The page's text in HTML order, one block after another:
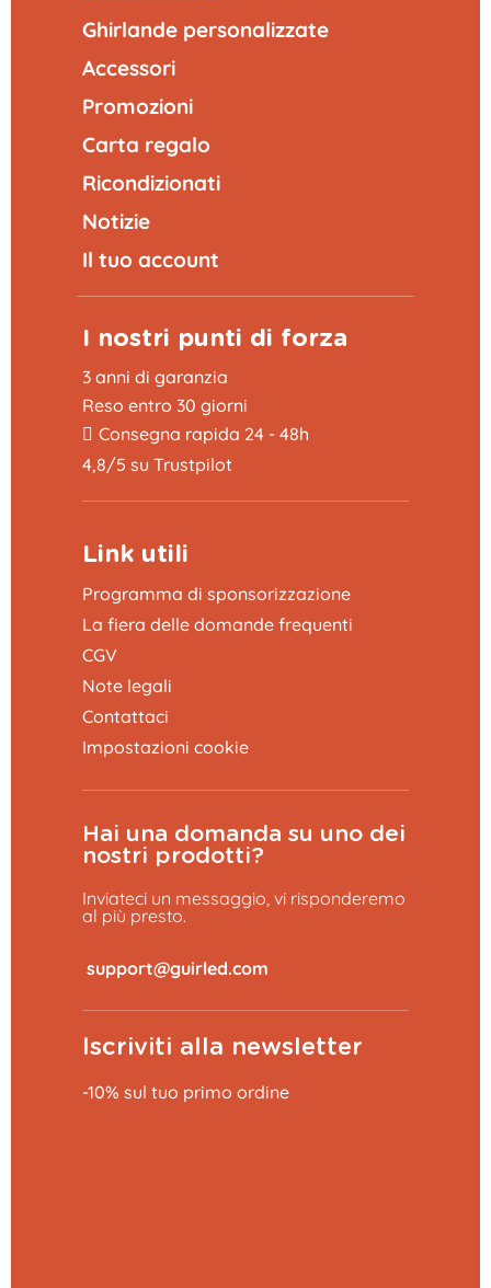
Ghirlande personalizzate
Accessori
Promozioni
Carta regalo
Ricondizionati
Notizie
Il tuo account
I nostri punti di forza
3 anni di garanzia
Reso entro 30 giorni
Consegna rapida 24 - 48h
4,8/5 su Trustpilot
Link utili
Programma di sponsorizzazione
La fiera delle domande frequenti
CGV
Note legali
Contattaci
Impostazioni cookie
Hai una domanda su uno dei
nostri prodotti?
Inviateci un messaggio, vi risponderemo
al più presto.
Iscriviti alla newsletter
-10% sul tuo primo ordine